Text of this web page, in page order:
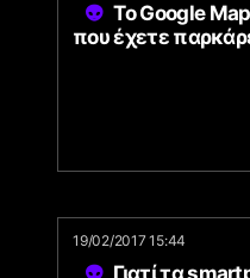
Το Google
που έχετε
19/02/2017 15:44
Γιατί τα